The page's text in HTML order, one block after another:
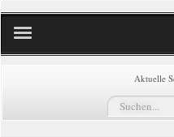
Aktuelle
Suchen...